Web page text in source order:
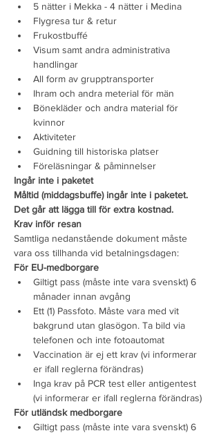
5 nätter i Mekka - 4 nätter i Medina
Flygresa tur & retur
Frukostbuffé
Visum samt andra administrativa
handlingar
All form av grupptransporter
Ihram och andra meterial för män
Bönekläder och andra material för
kvinnor
Aktiviteter
Guidning till historiska platser
Föreläsningar & påminnelser
Ingår inte i paketet
Måltid (middagsbuffe) ingår inte i paketet.
Det går att lägga till för extra kostnad.
Krav inför resan
Samtliga nedanstående dokument måste
vara oss tillhanda vid betalningsdagen:
För EU-medborgare
Giltigt pass (måste inte vara svenskt) 6
månader innan avgång
Ett (1) Passfoto. Måste vara med vit
bakgrund utan glasögon. Ta bild via
telefonen och inte fotoautomat
Vaccination är ej ett krav (vi informerar
er ifall reglerna förändras)
Inga krav på PCR test eller antigentest
(vi informerar er ifall reglerna förändras)
För utländsk medborgare
Giltigt pass (måste inte vara svenskt) 6